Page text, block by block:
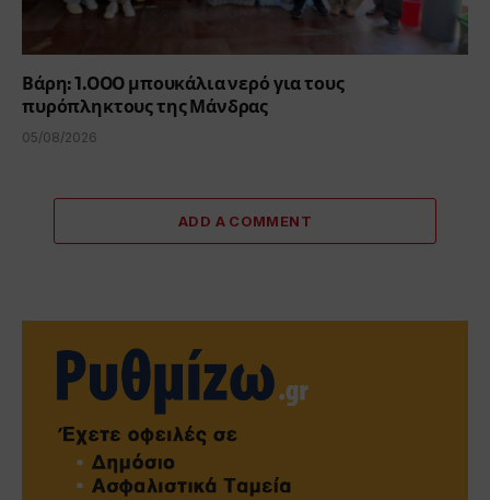
Βάρη: 1.000 μπουκάλια νερό για τους
πυρόπληκτους της Μάνδρας
05/08/2026
ADD A COMMENT